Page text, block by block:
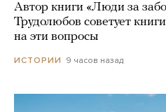
Автор книги «Люди за
Трудолюбов советует
на эти вопросы
ИСТОРИИ 9 часов назад